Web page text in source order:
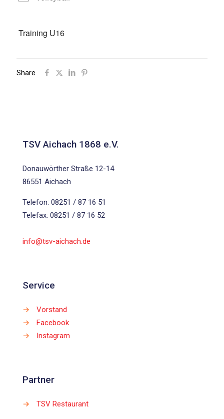
Training U16
Share
TSV Aichach 1868 e.V.
Donauwörther Straße 12-14
86551 Aichach
Telefon: 08251 / 87 16 51
Telefax: 08251 / 87 16 52
info@tsv-aichach.de
Service
→
Vorstand
→
Facebook
→
Instagram
Partner
→ TSV Restaurant